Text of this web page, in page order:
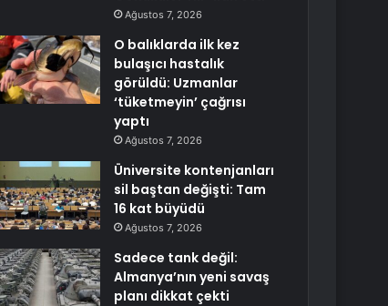
Ağustos 7, 2026
O balıklarda ilk kez
bulaşıcı hastalık
görüldü: Uzmanlar
‘tüketmeyin’ çağrısı
yaptı
Ağustos 7, 2026
Üniversite kontenjanları
sil baştan değişti: Tam
16 kat büyüdü
Ağustos 7, 2026
Sadece tank değil:
Almanya’nın yeni savaş
planı dikkat çekti